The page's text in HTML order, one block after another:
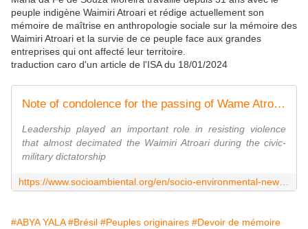
peuple indigène Waimiri Atroari et rédige actuellement son
mémoire de maîtrise en anthropologie sociale sur la mémoire des
Waimiri Atroari et la survie de ce peuple face aux grandes
entreprises qui ont affecté leur territoire.
traduction caro d'un article de l'ISA du 18/01/2024
Note of condolence for the passing of Wame Atroari, great warrior Waimiri Atroari | ISA
Leadership played an important role in resisting violence
that almost decimated the Waimiri Atroari during the civic-
military dictatorship
#ABYA YALA #Brésil #Peuples originaires #Devoir de mémoire